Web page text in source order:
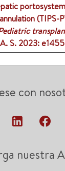
(TIPS-
S. 2023:
con
nuestra